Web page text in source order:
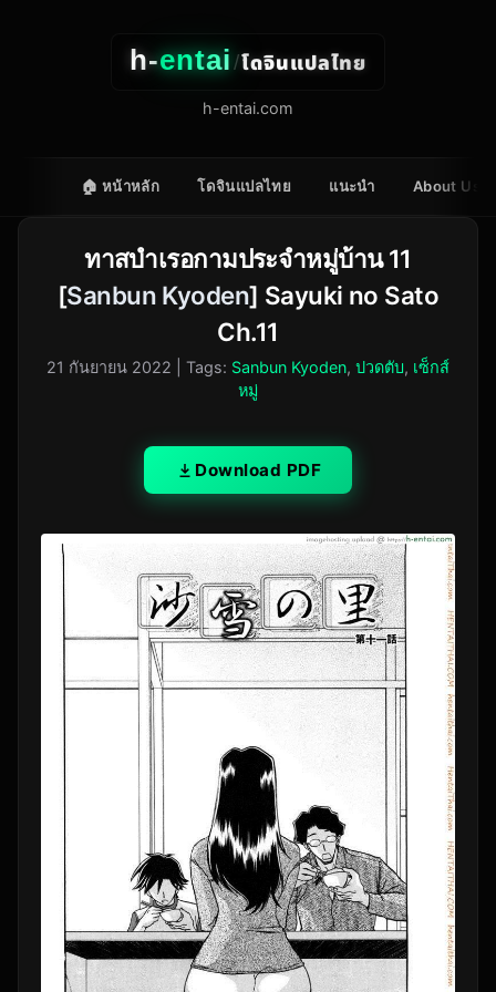
h-entai/โดจินแปลไทย
h-entai.com
🏠 หน้าหลัก โดจินแปลไทย แนะนำ About Us
ทาสบำเรอกามประจำหมู่บ้าน 11
[Sanbun Kyoden] Sayuki no Sato
Ch.11
21 กันยายน 2022 | Tags: Sanbun Kyoden, ปวดตับ, เซ็กส์
หมู่
Download PDF